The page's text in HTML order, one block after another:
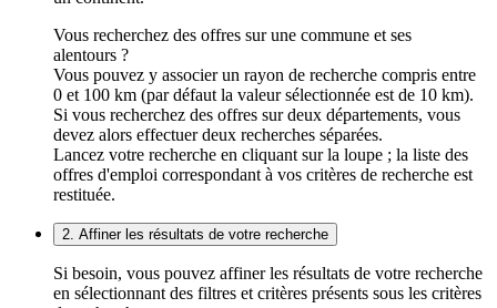
Vous recherchez des offres sur une commune et ses
alentours ?
Vous pouvez y associer un rayon de recherche compris entre
0 et 100 km (par défaut la valeur sélectionnée est de 10 km).
Si vous recherchez des offres sur deux départements, vous
devez alors effectuer deux recherches séparées.
Lancez votre recherche en cliquant sur la loupe ; la liste des
offres d'emploi correspondant à vos critères de recherche est
restituée.
2. Affiner les résultats de votre recherche
Si besoin, vous pouvez affiner les résultats de votre recherche
en sélectionnant des filtres et critères présents sous les critères